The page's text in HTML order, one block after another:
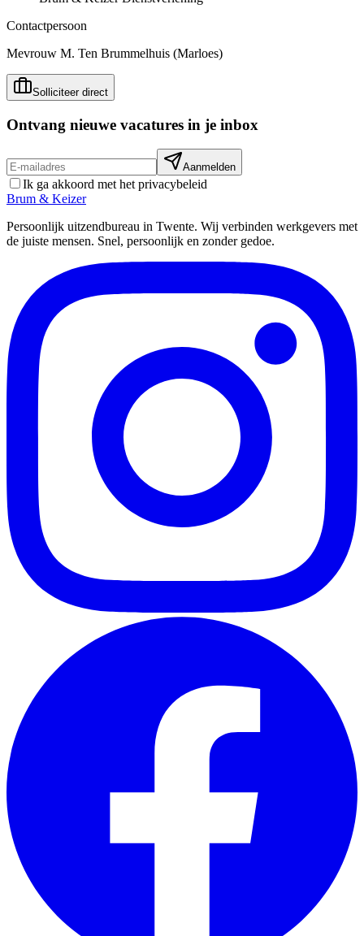
Contactpersoon
Mevrouw M. Ten Brummelhuis (Marloes)
Solliciteer direct
Ontvang nieuwe vacatures in je inbox
Aanmelden
Ik ga akkoord met het privacybeleid
Brum & Keizer
Persoonlijk uitzendbureau in Twente. Wij verbinden werkgevers met
de juiste mensen. Snel, persoonlijk en zonder gedoe.